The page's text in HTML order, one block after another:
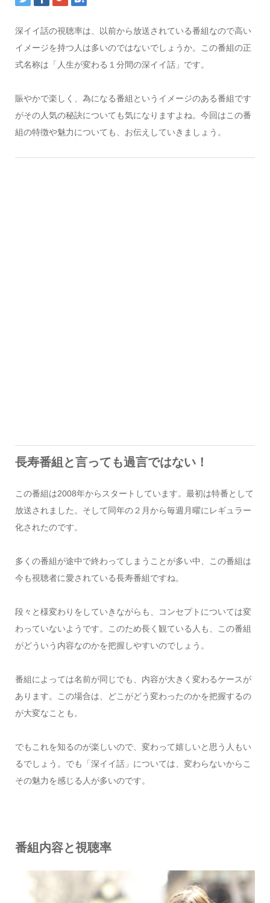
深イイ話の視聴率は、以前から放送されている番組なので高い
イメージを持つ人は多いのではないでしょうか。この番組の正
式名称は「人生が変わる１分間の深イイ話」です。
賑やかで楽しく、為になる番組というイメージのある番組です
がその人気の秘訣についても気になりますよね。今回はこの番
組の特徴や魅力についても、お伝えしていきましょう。
長寿番組と言っても過言ではない！
この番組は2008年からスタートしています。最初は特番として
放送されました。そして同年の２月から毎週月曜にレギュラー
化されたのです。
多くの番組が途中で終わってしまうことが多い中、この番組は
今も視聴者に愛されている長寿番組ですね。
段々と様変わりをしていきながらも、コンセプトについては変
わっていないようです。このため長く観ている人も、この番組
がどういう内容なのかを把握しやすいのでしょう。
番組によっては名前が同じでも、内容が大きく変わるケースが
あります。この場合は、どこがどう変わったのかを把握するの
が大変なことも。
でもこれを知るのが楽しいので、変わって嬉しいと思う人もい
るでしょう。でも「深イイ話」については、変わらないからこ
その魅力を感じる人が多いのです。
番組内容と視聴率